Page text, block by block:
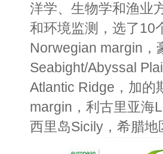
洋学、生物学和渔业
和环境监测，选了10
Norwegian margin，
Seabight/Abyssal
Atlantic Ridge，加的
margin，利古里亚海
西里岛Sicily，希腊